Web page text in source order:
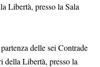
Libertà, presso la Sala
delle sei Contrade
della Libertà, presso la